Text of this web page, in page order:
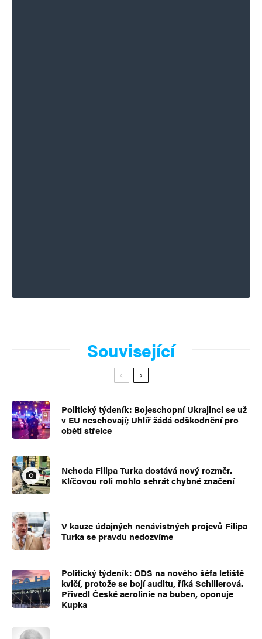
Související
Politický týdeník: Bojeschopní Ukrajinci se už
v EU neschovají; Uhlíř žádá odškodnění pro
oběti střelce
Nehoda Filipa Turka dostává nový rozměr.
Klíčovou roli mohlo sehrát chybné značení
V kauze údajných nenávistných projevů Filipa
Turka se pravdu nedozvíme
Politický týdeník: ODS na nového šéfa letiště
kvičí, protože se bojí auditu, říká Schillerová.
Přivedl České aerolinie na buben, oponuje
Kupka